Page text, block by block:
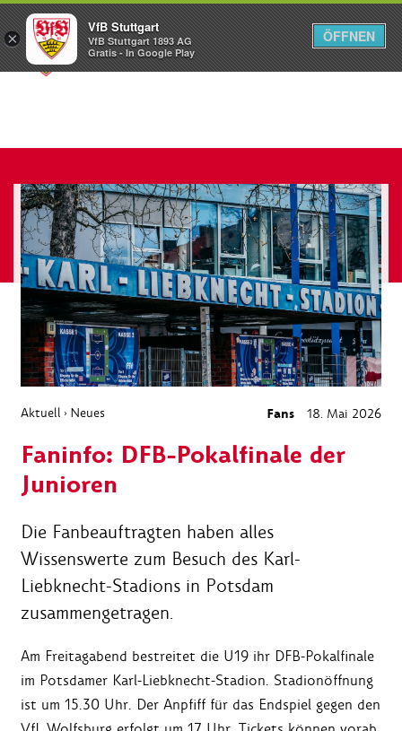
Menü
Aktuell › Neues Fans 18. Mai 2026
Faninfo: DFB-Pokalfinale der
Junioren
Die Fanbeauftragten haben alles
Wissenswerte zum Besuch des Karl-
Liebknecht-Stadions in Potsdam
zusammengetragen.
Am Freitagabend bestreitet die U19 ihr DFB-Pokalfinale
im Potsdamer Karl-Liebknecht-Stadion. Stadionöffnung
ist um 15.30 Uhr. Der Anpfiff für das Endspiel gegen den
×
VfB Stuttgart
VfB Stuttgart 1893 AG
Gratis - In Google Play
ÖFFNEN